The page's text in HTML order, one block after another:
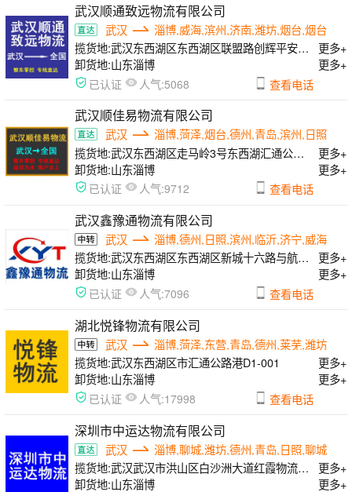
武汉顺通致远物流有限公司
武汉
淄博,威海,滨州,济南,潍坊,烟台,烟台
揽货地:武汉东西湖区东西湖区联盟路创辉平安物流园3楼整层
更多+
卸货地:山东淄博 更多+
已认证 人气:5068 查看电话
武汉顺佳易物流有限公司
武汉
淄博,菏泽,烟台,德州,青岛,滨州,日照
揽货地:武汉东西湖区走马岭3号东西湖汇通公路港
更多+
卸货地:山东淄博 更多+
已认证 人气:9712 查看电话
武汉鑫豫通物流有限公司
武汉
淄博,德州,日照,滨州,临沂,济宁,威海
揽货地:武汉东西湖区东西湖区新城十六路与航嘉中路互联港物流园A栋
更多+
卸货地:山东淄博 更多+
已认证 人气:7096 查看电话
湖北悦锋物流有限公司
武汉
淄博,菏泽,东营,青岛,德州,莱芜,潍坊
揽货地:武汉东西湖区市汇通公路港D1-001
更多+
卸货地:山东淄博 更多+
已认证 人气:17998 查看电话
深圳市中运达物流有限公司
武汉
淄博,聊城,潍坊,德州,青岛,日照,聊城
揽货地:武汉武汉市洪山区白沙洲大道红霞物流园A区
更多+
卸货地:山东淄博 更多+